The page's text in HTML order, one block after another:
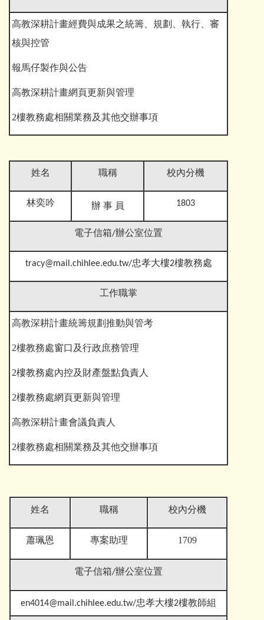
高教深耕計畫經費與成果之統籌、規劃、執行、審
核與控管
報馬仔製作與公告
高教深耕計畫網頁更新與管理
2樓教務處相關業務及其他交辦事項
姓名 職稱 校內分機
林奕吟 辦 事 員 1803
電子信箱/辦公室位置
tracy@mail.chihlee.edu.tw/忠孝大樓2樓教務處
工作職掌
高教深耕計畫統籌規劃推動與管考
2樓教務處窗口及行政庶務管理
2樓教務處內控及財產盤點負責人
2樓教務處網頁更新與管理
高教深耕計畫會議負責人
2樓教務處相關業務及其他交辦事項
姓名 職稱 校內分機
蕭珮恩 專案助理 1709
電子信箱/辦公室位置
en4014@mail.chihlee.edu.tw/忠孝大樓2樓教師組